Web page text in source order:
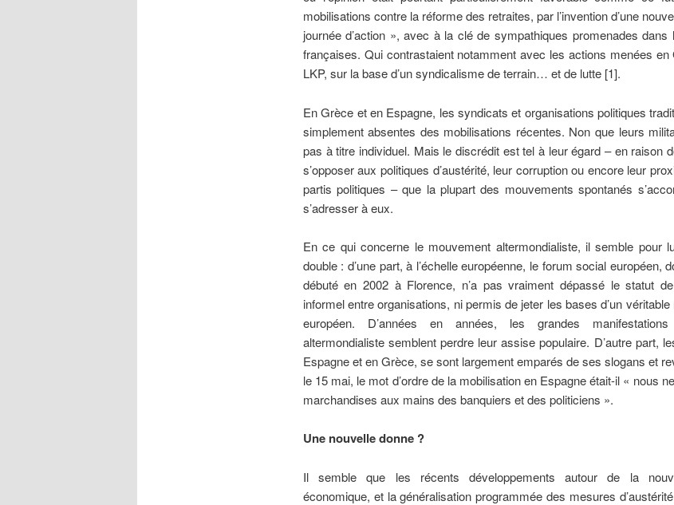
mobilisations contre la réforme des retraites, par l’invention d’une
journée d’action », avec à la clé de sympathiques promenades
françaises. Qui contrastaient notamment avec les actions menées en
LKP, sur la base d’un syndicalisme de terrain… et de lutte [1].
En Grèce et en Espagne, les syndicats et organisations politiques
simplement absentes des mobilisations récentes. Non que leurs
pas à titre individuel. Mais le discrédit est tel à leur égard – en raison
s’opposer aux politiques d’austérité, leur corruption ou encore leur
partis politiques – que la plupart des mouvements spontanés
s’adresser à eux.
En ce qui concerne le mouvement altermondialiste, il semble pour
double : d’une part, à l’échelle européenne, le forum social européen,
débuté en 2002 à Florence, n’a pas vraiment dépassé le statut de
informel entre organisations, ni permis de jeter les bases d’un
européen. D’années en années, les grandes
altermondialiste semblent perdre leur assise populaire. D’autre part,
Espagne et en Grèce, se sont largement emparés de ses slogans et
le 15 mai, le mot d’ordre de la mobilisation en Espagne était-il « nous
marchandises aux mains des banquiers et des politiciens ».
Une nouvelle donne ?
Il semble que les récents développements autour de la
économique, et la généralisation programmée des mesures